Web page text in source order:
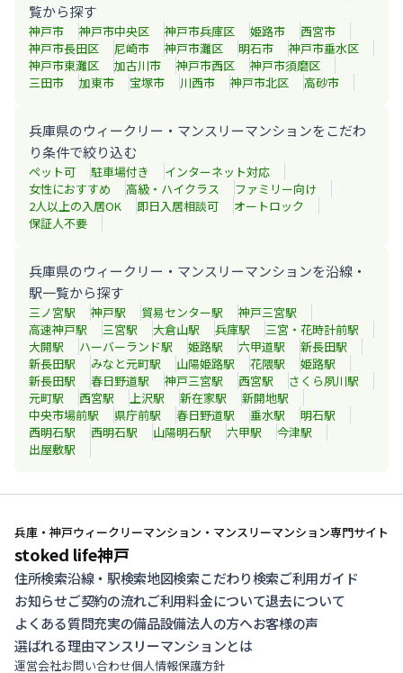
覧から探す
神戸市 神戸市中央区 神戸市兵庫区 姫路市
西宮市
神戸市長田区
尼崎市 神戸市灘区 明石市
神戸市垂水区
神戸市東灘区
加古川市 神戸市西区
神戸市須磨区
三田市
加東市 宝塚市 川西市 神戸市北区 高砂市
兵庫県のウィークリー・マンスリーマンションをこだわ
り条件で絞り込む
ペット可 駐車場付き
インターネット対応
女性におすすめ
高級・ハイクラス
ファミリー向け
2人以上の入居OK
即日入居相談可
オートロック
保証人不要
兵庫県のウィークリー・マンスリーマンションを沿線・
駅一覧から探す
三ノ宮駅 神戸駅 貿易センター駅 神戸三宮駅
高速神戸駅 三宮駅 大倉山駅 兵庫駅 三宮・花時計前駅
大開駅 ハーバーランド駅 姫路駅 六甲道駅 新長田駅
新長田駅 みなと元町駅 山陽姫路駅 花隈駅 姫路駅
新長田駅 春日野道駅 神戸三宮駅 西宮駅 さくら夙川駅
元町駅 西宮駅 上沢駅 新在家駅 新開地駅
中央市場前駅 県庁前駅 春日野道駅 垂水駅 明石駅
西明石駅 西明石駅 山陽明石駅 六甲駅 今津駅
出屋敷駅
兵庫・神戸ウィークリーマンション・マンスリーマンション専門サイト
stoked life神戸
住所検索沿線・駅検索地図検索こだわり検索ご利用ガイド
お知らせご契約の流れご利用料金について退去について
よくある質問充実の備品設備法人の方へお客様の声
選ばれる理由マンスリーマンションとは
運営会社お問い合わせ個人情報保護方針